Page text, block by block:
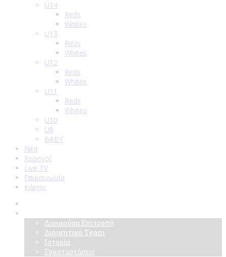
U14
Reds
Whites
U13
Reds
Whites
U12
Reds
Whites
U11
Reds
Whites
U10
U8
BABY
Νέα
Χορηγοί
Live TV
Επικοινωνία
Κάρτες
Διοικούσα Επιτροπή
Διοικητικό Τeam
Ιστορία
Εγκαταστάσεις